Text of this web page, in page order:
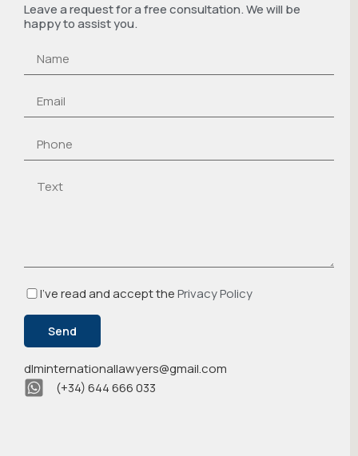
Leave a request for a free consultation. We will be
happy to assist you.
I've read and accept thePrivacy Policy
Alternative:
dlminternationallawyers@gmail.com
(+34) 644 666 033